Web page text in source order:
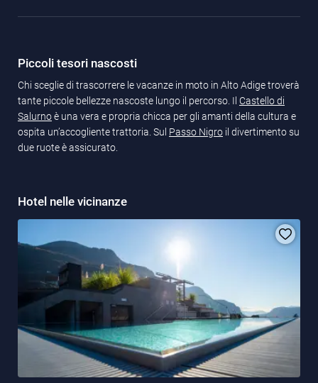
Piccoli tesori nascosti
Chi sceglie di trascorrere le vacanze in moto in Alto Adige troverà
tante piccole bellezze nascoste lungo il percorso. Il Castello di
Salurnoè una vera e propria chicca per gli amanti della cultura e
ospita un’accogliente trattoria. Sul Passo Nigro il divertimento su
due ruote è assicurato.
Hotel nelle vicinanze